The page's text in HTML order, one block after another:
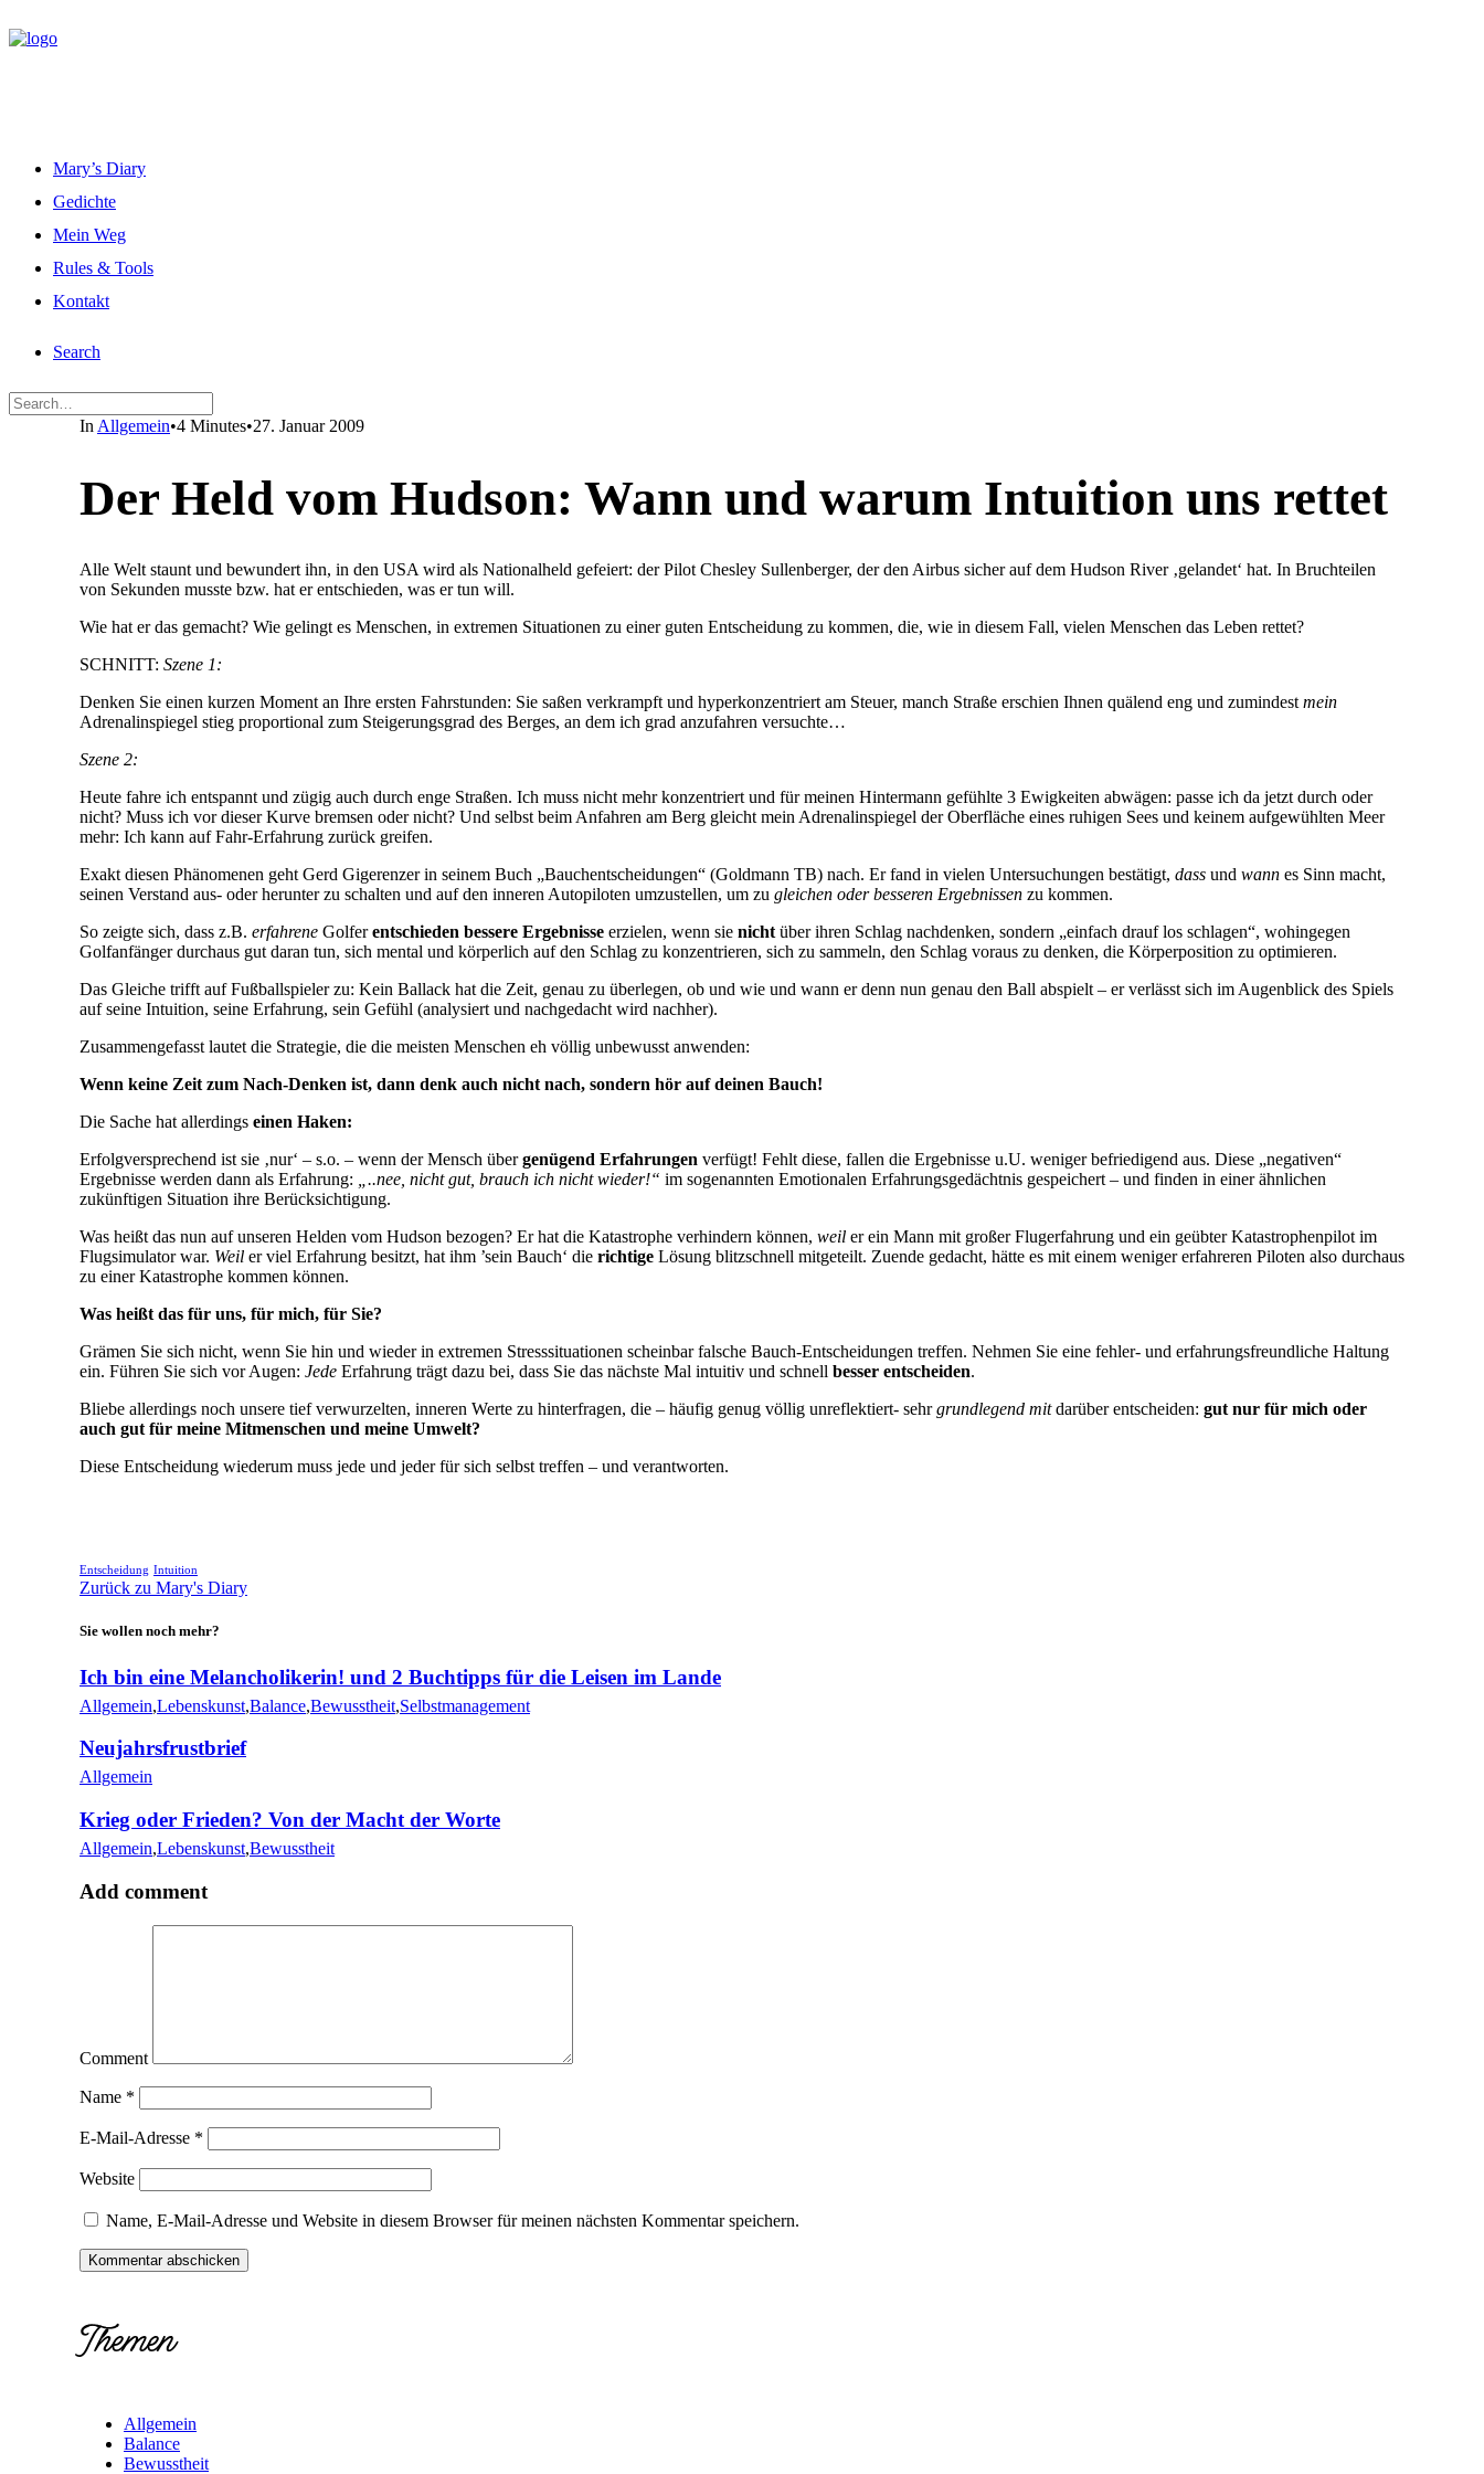
Mary’s Diary
Gedichte
Mein Weg
Rules & Tools
Kontakt
Search
In Allgemein•4 Minutes•27. Januar 2009
Der Held vom Hudson: Wann und warum Intuition uns rettet
Alle Welt staunt und bewundert ihn, in den USA wird als Nationalheld gefeiert: der Pilot Chesley Sullenberger, der den Airbus sicher auf dem Hudson River ‚gelandet‘ hat. In Bruchteilen
von Sekunden musste bzw. hat er entschieden, was er tun will.
Wie hat er das gemacht? Wie gelingt es Menschen, in extremen Situationen zu einer guten Entscheidung zu kommen, die, wie in diesem Fall, vielen Menschen das Leben rettet?
SCHNITT: Szene 1:
Denken Sie einen kurzen Moment an Ihre ersten Fahrstunden: Sie saßen verkrampft und hyperkonzentriert am Steuer, manch Straße erschien Ihnen quälend eng und zumindest mein
Adrenalinspiegel stieg proportional zum Steigerungsgrad des Berges, an dem ich grad anzufahren versuchte…
Szene 2:
Heute fahre ich entspannt und zügig auch durch enge Straßen. Ich muss nicht mehr konzentriert und für meinen Hintermann gefühlte 3 Ewigkeiten abwägen: passe ich da jetzt durch oder
nicht? Muss ich vor dieser Kurve bremsen oder nicht? Und selbst beim Anfahren am Berg gleicht mein Adrenalinspiegel der Oberfläche eines ruhigen Sees und keinem aufgewühlten Meer
mehr: Ich kann auf Fahr-Erfahrung zurück greifen.
Exakt diesen Phänomenen geht Gerd Gigerenzer in seinem Buch „Bauchentscheidungen“ (Goldmann TB) nach. Er fand in vielen Untersuchungen bestätigt, dass und wann es Sinn macht,
seinen Verstand aus- oder herunter zu schalten und auf den inneren Autopiloten umzustellen, um zu gleichen oder besseren Ergebnissen zu kommen.
So zeigte sich, dass z.B. erfahrene Golferentschieden bessere Ergebnisse erzielen, wenn sie nicht über ihren Schlag nachdenken, sondern „einfach drauf los schlagen“, wohingegen
Golfanfänger durchaus gut daran tun, sich mental und körperlich auf den Schlag zu konzentrieren, sich zu sammeln, den Schlag voraus zu denken, die Körperposition zu optimieren.
Das Gleiche trifft auf Fußballspieler zu: Kein Ballack hat die Zeit, genau zu überlegen, ob und wie und wann er denn nun genau den Ball abspielt – er verlässt sich im Augenblick des Spiels
auf seine Intuition, seine Erfahrung, sein Gefühl (analysiert und nachgedacht wird nachher).
Zusammengefasst lautet die Strategie, die die meisten Menschen eh völlig unbewusst anwenden:
Wenn keine Zeit zum Nach-Denken ist, dann denk auch nicht nach, sondern hör auf deinen Bauch!
Die Sache hat allerdings einen Haken:
Erfolgversprechend ist sie ‚nur‘ – s.o. – wenn der Mensch übergenügend Erfahrungen verfügt! Fehlt diese, fallen die Ergebnisse u.U. weniger befriedigend aus. Diese „negativen“
Ergebnisse werden dann als Erfahrung:
„..nee, nicht gut, brauch ich nicht wieder!“ im sogenannten Emotionalen Erfahrungsgedächtnis gespeichert – und finden in einer ähnlichen
zukünftigen Situation ihre Berücksichtigung.
Was heißt das nun auf unseren Helden vom Hudson bezogen? Er hat die Katastrophe verhindern können, weil er ein Mann mit großer Flugerfahrung und ein geübter Katastrophenpilot im
Flugsimulator war. Weil er viel Erfahrung besitzt, hat ihm ’sein Bauch‘ die richtige Lösung blitzschnell mitgeteilt. Zuende gedacht, hätte es mit einem weniger erfahreren Piloten also durchaus
zu einer Katastrophe kommen können.
Was heißt das für uns, für mich, für Sie?
Grämen Sie sich nicht, wenn Sie hin und wieder in extremen Stresssituationen scheinbar falsche Bauch-Entscheidungen treffen. Nehmen Sie eine fehler- und erfahrungsfreundliche Haltung
ein. Führen Sie sich vor Augen: Jede Erfahrung trägt dazu bei, dass Sie das nächste Mal intuitiv und schnell besser entscheiden.
Bliebe allerdings noch unsere tief verwurzelten, inneren Werte zu hinterfragen, die – häufig genug völlig unreflektiert- sehrgrundlegend mit darüber entscheiden: gut nur für mich oder
auch gut für meine Mitmenschen und meine Umwelt?
Diese Entscheidung wiederum muss jede und jeder für sich selbst treffen – und verantworten.
Entscheidung Intuition
Zurück zu Mary's Diary
Sie wollen noch mehr?
Ich bin eine Melancholikerin! und 2 Buchtipps für die Leisen im Lande
Allgemein,Lebenskunst,Balance,Bewusstheit,Selbstmanagement
Neujahrsfrustbrief
Allgemein
Krieg oder Frieden? Von der Macht der Worte
Allgemein,Lebenskunst,Bewusstheit
Add comment
Comment
Name *
E-Mail-Adresse *
Website
Name, E-Mail-Adresse und Website in diesem Browser für meinen nächsten Kommentar speichern.
Themen
Allgemein
Balance
Bewusstheit